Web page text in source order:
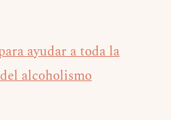
ayudar a toda la
alcoholismo